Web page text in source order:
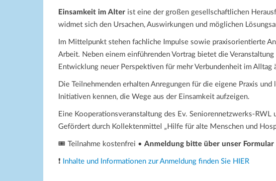
Einsamkeit im Alter ist eine der großen gesellschaftlichen
widmet sich den Ursachen, Auswirkungen und möglichen
Im Mittelpunkt stehen fachliche Impulse sowie praxisorientierte
Arbeit. Neben einem einführenden Vortrag bietet die Veranstaltung
Entwicklung neuer Perspektiven für mehr Verbundenheit im Alltag
Die Teilnehmenden erhalten Anregungen für die eigene Praxis
Initiativen kennen, die Wege aus der Einsamkeit aufzeigen.
Eine Kooperationsveranstaltung des Ev. Seniorennetzwerks-RWL
Gefördert durch Kollektenmittel „Hilfe für alte Menschen und
🎟️ Teilnahme kostenfrei • Anmeldung bitte über unser Formular
❗ Inhalte und Informationen zur Anmeldung finden Sie HIER